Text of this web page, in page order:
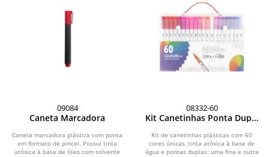
09084
Caneta Marcadora
Caneta marcadora plástica com ponta
em formato de pincel. Possui tinta
atóxica à base de óleo com solvente
08332-60
Kit Canetinhas Ponta Dupla
Kit de canetinhas plásticas com 60
cores únicas, tinta atóxica à base de
água e pontas duplas: uma fina e outra